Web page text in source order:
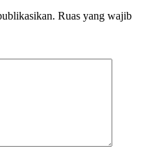
Ruas yang wajib